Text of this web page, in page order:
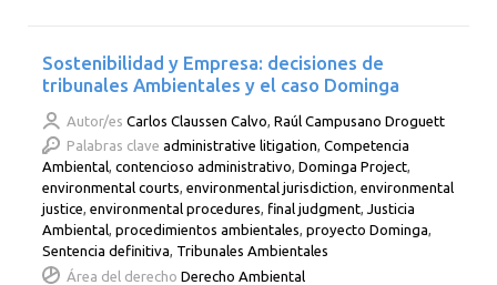
Sostenibilidad y Empresa: decisiones de
tribunales Ambientales y el caso Dominga
Autor/es Carlos Claussen Calvo,Raúl Campusano Droguett
Palabras clave administrative litigation,Competencia
Ambiental,contencioso administrativo,Dominga Project,
environmental courts,environmental jurisdiction,environmental
justice,environmental procedures, final judgment,Justicia
Ambiental,procedimientos ambientales,proyecto Dominga,
Sentencia definitiva, Tribunales Ambientales
Área del derecho Derecho Ambiental